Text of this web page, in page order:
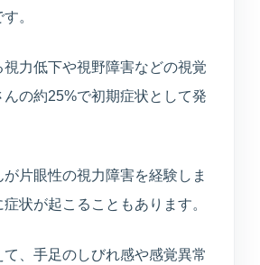
室状況
見る
ス相談
。
力低下や視野障害などの視覚
の約25%で初期症状として発
片眼性の視力障害を経験しま
状が起こることもあります。
、手足のしびれ感や感覚異常